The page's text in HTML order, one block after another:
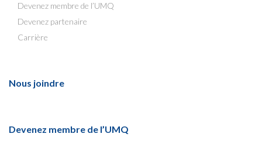
Devenez membre de l’UMQ
Devenez partenaire
Carrière
Nous joindre
Devenez membre de l’UMQ